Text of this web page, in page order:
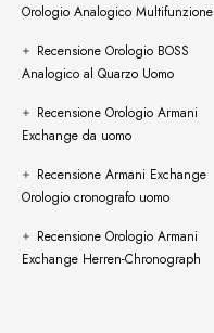
Orologio Analogico Multifunzione
Recensione Orologio BOSS
Analogico al Quarzo Uomo
Recensione Orologio Armani
Exchange da uomo
Recensione Armani Exchange
Orologio cronografo uomo
Recensione Orologio Armani
Exchange Herren-Chronograph